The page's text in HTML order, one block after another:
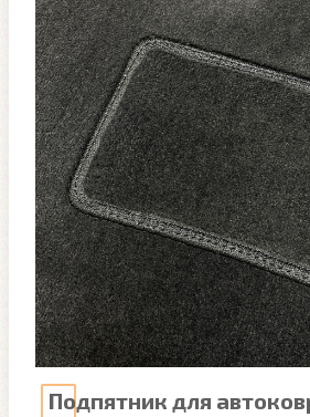
Подпятник для